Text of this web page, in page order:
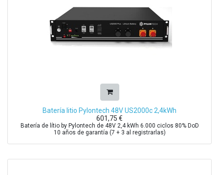
Batería litio Pylontech 48V US2000c 2,4kWh
601,75 €
Batería de lítio by Pylontech de 48V 2,4 kWh 6.000 ciclos 80% DoD
10 años de garantía (7 + 3 al registrarlas)